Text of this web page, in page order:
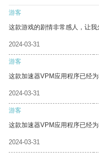
游客
这款游戏的剧情非常感人，让我
2024-03-31
游客
这款加速器VPM应用程序已经
2024-03-31
游客
这款加速器VPM应用程序已经
2024-03-31